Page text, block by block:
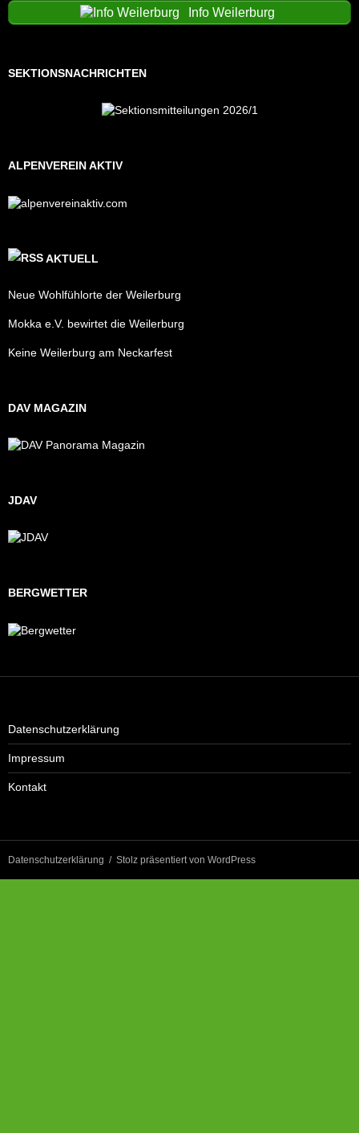
Info Weilerburg
SEKTIONSNACHRICHTEN
ALPENVEREIN AKTIV
AKTUELL
Neue Wohlfühlorte der Weilerburg
Mokka e.V. bewirtet die Weilerburg
Keine Weilerburg am Neckarfest
DAV MAGAZIN
JDAV
BERGWETTER
Datenschutzerklärung
Impressum
Kontakt
Datenschutzerklärung Stolz präsentiert von WordPress